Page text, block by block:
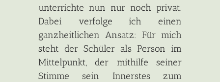
unterrichte nun nur noch privat.
Dabei verfolge ich einen
ganzheitlichen Ansatz: Für mich
steht der Schüler als Person im
Mittelpunkt, der mithilfe seiner
Stimme sein Innerstes zum